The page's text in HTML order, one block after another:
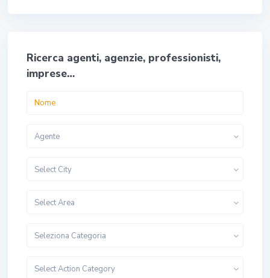
Ricerca agenti, agenzie, professionisti,
imprese…
Agente
Select City
Select Area
Seleziona Categoria
Select Action Category